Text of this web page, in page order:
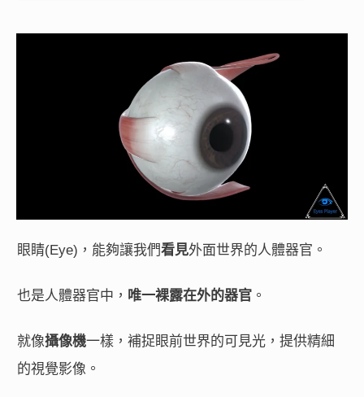
眼睛(Eye)，能夠讓我們看見外面世界的人體器官。
也是人體器官中， 唯一裸露在外的器官 。
就像攝像機一樣，補捉眼前世界的可見光，提供精細
的視覺影像。